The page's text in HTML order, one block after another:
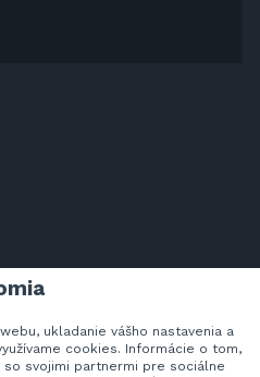
ukladanie vášho nastavenia a
cookies. Informácie o tom,
svojimi partnermi pre sociálne